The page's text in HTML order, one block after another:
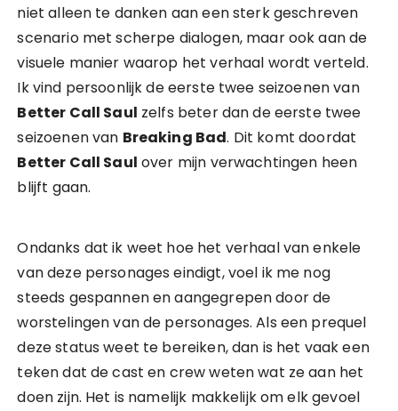
niet alleen te danken aan een sterk geschreven
scenario met scherpe dialogen, maar ook aan de
visuele manier waarop het verhaal wordt verteld.
Ik vind persoonlijk de eerste twee seizoenen van
Better Call Saul zelfs beter dan de eerste twee
seizoenen van Breaking Bad. Dit komt doordat
Better Call Saul over mijn verwachtingen heen
blijft gaan.
Ondanks dat ik weet hoe het verhaal van enkele
van deze personages eindigt, voel ik me nog
steeds gespannen en aangegrepen door de
worstelingen van de personages. Als een prequel
deze status weet te bereiken, dan is het vaak een
teken dat de cast en crew weten wat ze aan het
doen zijn. Het is namelijk makkelijk om elk gevoel